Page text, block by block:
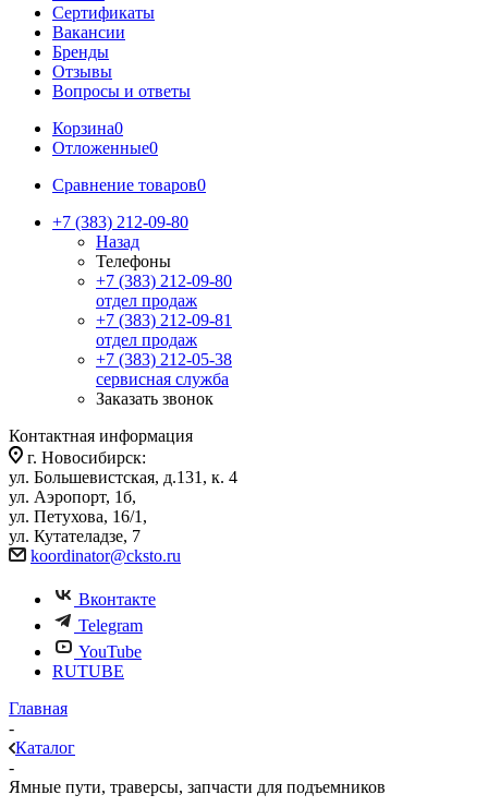
Сертификаты
Вакансии
Бренды
Отзывы
Вопросы и ответы
Корзина0
Отложенные0
Сравнение товаров0
+7 (383) 212-09-80
Назад
Телефоны
+7 (383) 212-09-80
отдел продаж
+7 (383) 212-09-81
отдел продаж
+7 (383) 212-05-38
сервисная служба
Заказать звонок
Контактная информация
г. Новосибирск:
ул. Большевистская, д.131, к. 4
ул. Аэропорт, 1б,
ул. Петухова, 16/1,
ул. Кутателадзе, 7
koordinator@cksto.ru
Вконтакте
Telegram
YouTube
RUTUBE
Главная
-
Каталог
-
Ямные пути, траверсы, запчасти для подъемников